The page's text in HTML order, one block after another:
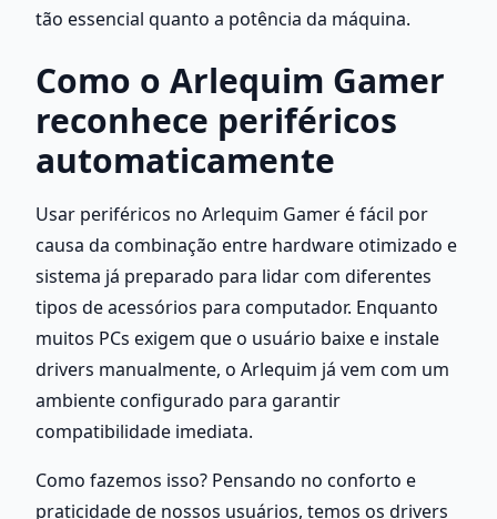
tão essencial quanto a potência da máquina.
Como o Arlequim Gamer
reconhece periféricos
automaticamente
Usar periféricos no Arlequim Gamer é fácil por
causa da combinação entre hardware otimizado e
sistema já preparado para lidar com diferentes
tipos de acessórios para computador. Enquanto
muitos PCs exigem que o usuário baixe e instale
drivers manualmente, o Arlequim já vem com um
ambiente configurado para garantir
compatibilidade imediata.
Como fazemos isso? Pensando no conforto e
praticidade de nossos usuários, temos os drivers